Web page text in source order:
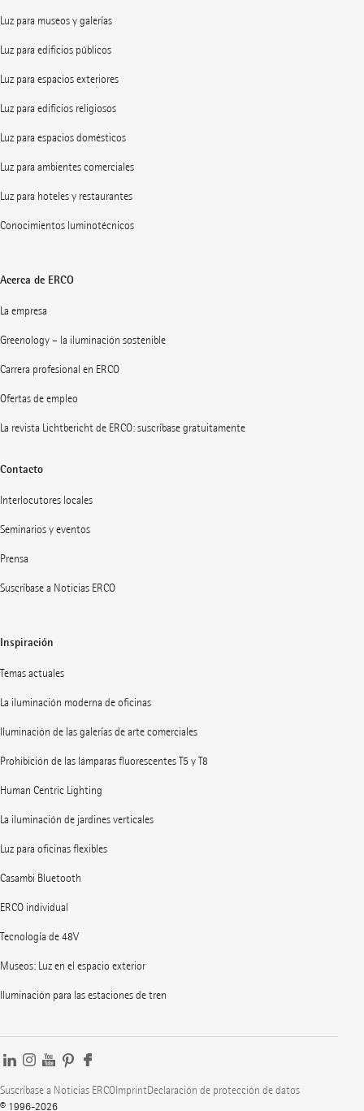
Luz para museos y galerías
Luz para edificios públicos
Luz para espacios exteriores
Luz para edificios religiosos
Luz para espacios domésticos
Luz para ambientes comerciales
Luz para hoteles y restaurantes
Conocimientos luminotécnicos
Acerca de ERCO
La empresa
Greenology – la iluminación sostenible
Carrera profesional en ERCO
Ofertas de empleo
La revista Lichtbericht de ERCO: suscríbase gratuitamente
Contacto
Interlocutores locales
Seminarios y eventos
Prensa
Suscríbase a Noticias ERCO
Inspiración
Temas actuales
La iluminación moderna de oficinas
Iluminación de las galerías de arte comerciales
Prohibición de las lámparas fluorescentes T5 y T8
Human Centric Lighting
La iluminación de jardines verticales
Luz para oficinas flexibles
Casambi Bluetooth
ERCO individual
Tecnología de 48V
Museos: Luz en el espacio exterior
Iluminación para las estaciones de tren
Suscríbase a Noticias ERCOImprintDeclaración de protección de datos
© 1996-2026